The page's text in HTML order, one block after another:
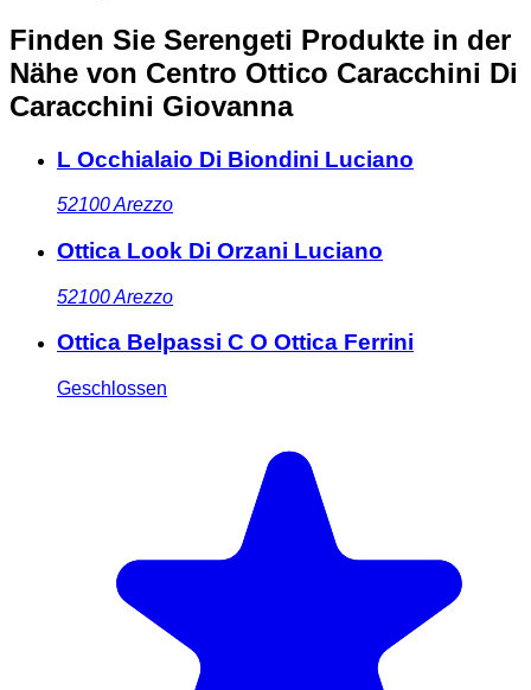
Finden Sie Serengeti Produkte in der
Nähe von Centro Ottico Caracchini Di
Caracchini Giovanna
L Occhialaio Di Biondini Luciano
52100Arezzo
Ottica Look Di Orzani Luciano
52100Arezzo
Ottica Belpassi C O Ottica Ferrini
Geschlossen